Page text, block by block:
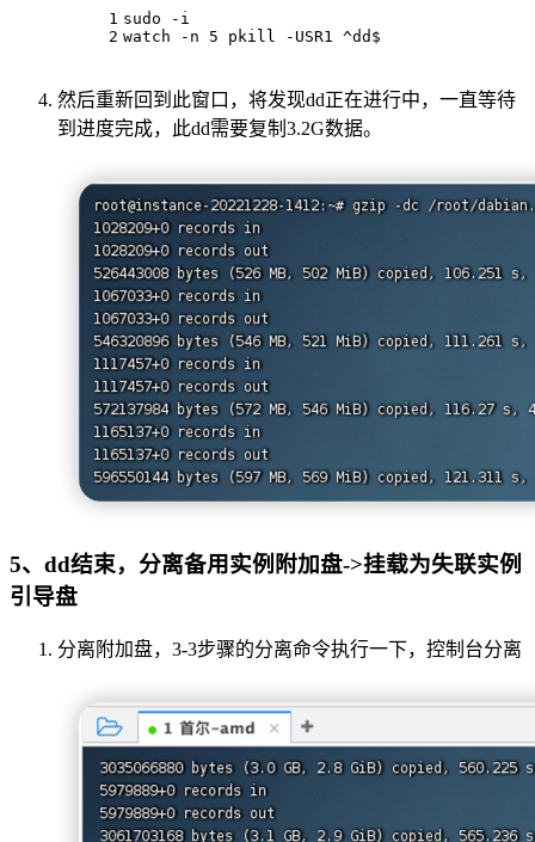
1
2
sudo -i
watch -n 5 pkill -USR1 ^dd$
然后重新回到此窗口，将发现dd正在进行中，一直等待
到进度完成，此dd需要复制3.2G数据。
5、dd结束，分离备用实例附加盘->挂载为失联实例
引导盘
分离附加盘，3-3步骤的分离命令执行一下，控制台分离